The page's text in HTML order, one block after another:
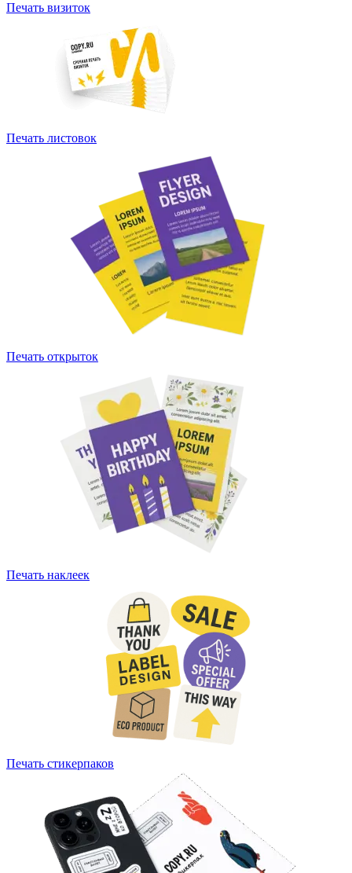
Печать визиток
Печать листовок
Печать открыток
Печать наклеек
Печать стикерпаков